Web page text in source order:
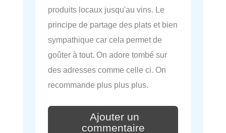
produits locaux jusqu'au vins. Le
principe de partage des plats et bien
sympathique car cela permet de
goûter à tout. On adore tombé sur
des adresses comme celle ci. On
recommande plus plus plus.
Ajouter un
commentaire